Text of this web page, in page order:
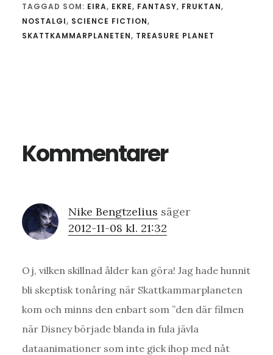
TAGGAD SOM: EIRA, EKRE, FANTASY, FRUKTAN,
NOSTALGI, SCIENCE FICTION,
SKATTKAMMARPLANETEN, TREASURE PLANET
Kommentarer
Nike Bengtzelius säger
2012-11-08 kl. 21:32
Oj, vilken skillnad ålder kan göra! Jag hade hunnit
bli skeptisk tonåring när Skattkammarplaneten
kom och minns den enbart som ”den där filmen
när Disney började blanda in fula jävla
dataanimationer som inte gick ihop med nåt